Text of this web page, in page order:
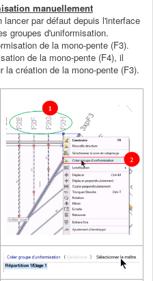
manuellement
par défaut depuis l'interface
groupes d'uniformisation.
de la mono-pente (F3).
de la mono-pente (F4), il
la création de la mono-pente (F3).